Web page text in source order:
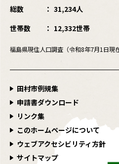
総数
31,234人
世帯数
12,332世帯
福島県現住人口調査（令和8年7月1日現在
田村市例規集
申請書ダウンロード
リンク集
このホームページについて
ウェブアクセシビリティ方針
サイトマップ